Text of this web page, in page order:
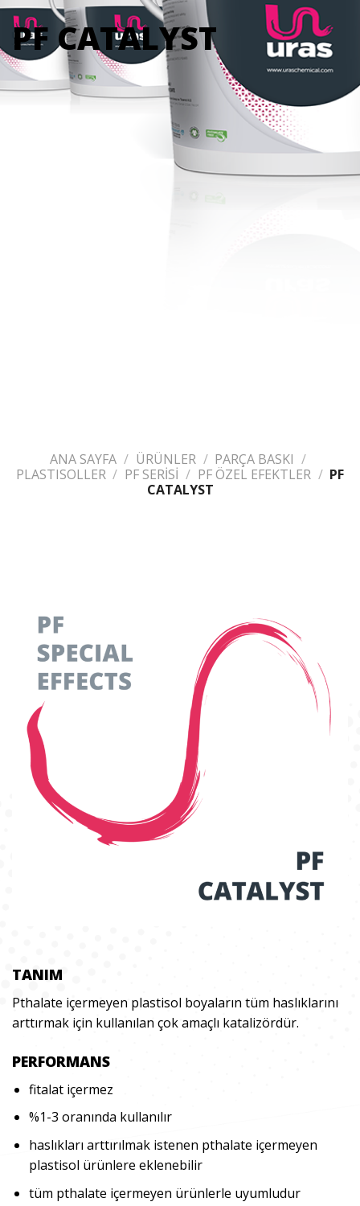
PF CATALYST
ANA SAYFA / ÜRÜNLER / PARÇA BASKI /
PLASTISOLLER / PF SERİSİ / PF ÖZEL EFEKTLER / PF
CATALYST
TANIM
Pthalate içermeyen plastisol boyaların tüm haslıklarını
arttırmak için kullanılan çok amaçlı katalizördür.
PERFORMANS
fitalat içermez
%1-3 oranında kullanılır
haslıkları arttırılmak istenen pthalate içermeyen
plastisol ürünlere eklenebilir
tüm pthalate içermeyen ürünlerle uyumludur